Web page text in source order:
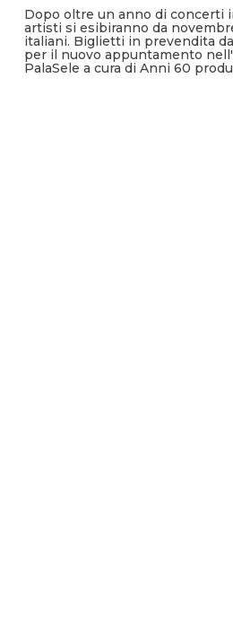
Dopo oltre un anno di concerti
artisti si esibiranno da
italiani. Biglietti in prevendita
per il nuovo appuntamento
PalaSele a cura di Anni 60